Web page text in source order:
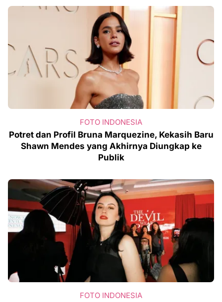
FOTO INDONESIA
Potret dan Profil Bruna Marquezine, Kekasih Baru
Shawn Mendes yang Akhirnya Diungkap ke
Publik
FOTO INDONESIA